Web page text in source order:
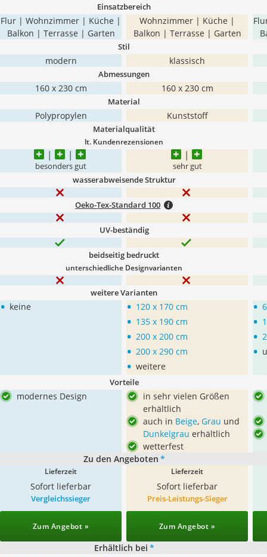
Einsatzbereich
Flur | Wohnzimmer | Küche |
Balkon | Terrasse | Garten
Wohnzimmer | Küche |
Balkon | Terrasse | Garten
Stil
modern klassisch
Abmessungen
160 x 230 cm 160 x 230 cm
Material
Polypropylen Kunststoff
Materialqualität
lt. Kundenrezensionen
besonders gut sehr gut
wasserabweisende Struktur
Oeko-Tex-Standard 100
UV-beständig
beidseitig bedruckt
unterschiedliche Designvarianten
weitere Varianten
• keine • 120 x 170 cm
• 135 x 190 cm
• 200 x 200 cm
• 200 x 290 cm
• weitere
•
•
•
•
Vorteile
modernes Design
in sehr vielen Größen
erhältlich
auch in Beige, Grau und
Dunkelgrau erhältlich
wetterfest
Zu den Angeboten *
Lieferzeit
Sofort lieferbar
Lieferzeit
Sofort lieferbar
Vergleichssieger
Zum Angebot »
Preis-Leistungs-Sieger
Zum Angebot »
Erhältlich bei *